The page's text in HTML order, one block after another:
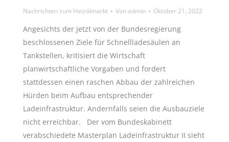
Nachrichten zum Heizölmarkt Vonadmin Oktober 21, 2022
Angesichts der jetzt von der Bundesregierung
beschlossenen Ziele für Schnellladesäulen an
Tankstellen, kritisiert die Wirtschaft
planwirtschaftliche Vorgaben und fordert
stattdessen einen raschen Abbau der zahlreichen
Hürden beim Aufbau entsprechender
Ladeinfrastruktur. Andernfalls seien die Ausbauziele
nicht erreichbar. Der vom Bundeskabinett
verabschiedete Masterplan Ladeinfrastruktur II sieht